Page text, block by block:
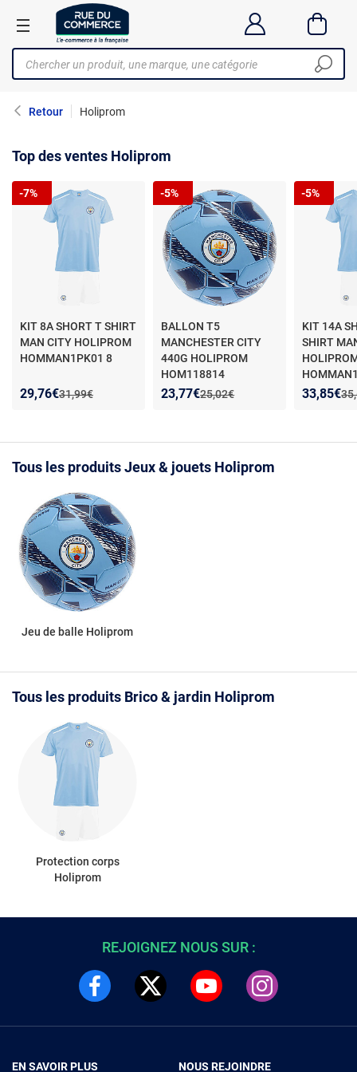
Retour Holiprom
Top des ventes Holiprom
KIT 8A SHORT T SHIRT
MAN CITY HOLIPROM
HOMMAN1PK01 8
Ancien prix :
31,99€
Nouveau prix :
29,76€
Réduction de :
-7%
BALLON T5
MANCHESTER CITY
440G HOLIPROM
HOM118814
Ancien prix :
25,02€
Nouveau prix :
23,77€
Réduction de :
-5%
KIT 14A
SHIRT
Nouveau
33,85€
-5%
Tous les produits Jeux & jouets Holiprom
Jeu de balle Holiprom
Tous les produits Brico & jardin Holiprom
Protection corps
Holiprom
REJOIGNEZ NOUS SUR :
EN SAVOIR PLUS NOUS REJOINDRE